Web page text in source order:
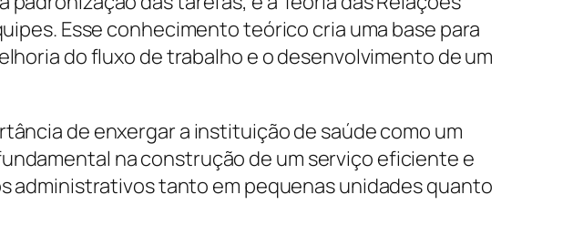
Esse conhecimento teórico cria uma base para
do fluxo de trabalho e o desenvolvimento de um
de enxergar a instituição de saúde como um
na construção de um serviço eficiente e
administrativos tanto em pequenas unidades quanto